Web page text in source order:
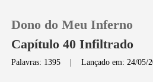
Dono do Meu Inferno
Capítulo 40 Infiltrado
Palavras: 1395 |Lançado em: 24/05/